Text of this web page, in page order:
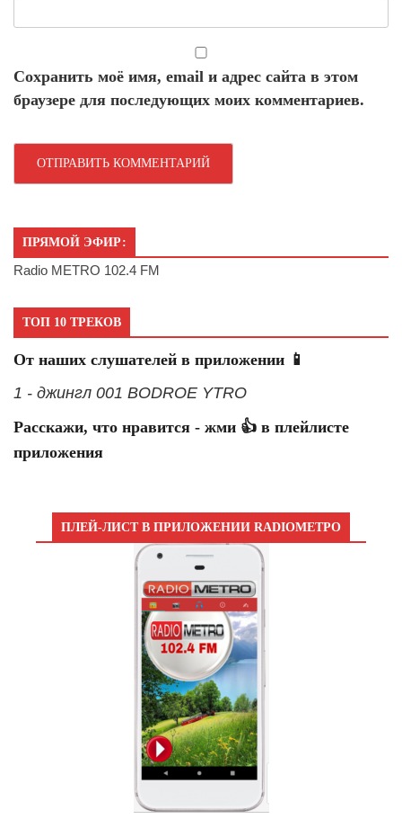
Сохранить моё имя, email и адрес сайта в этом
браузере для последующих моих комментариев.
ПРЯМОЙ ЭФИР:
Radio METRO 102.4 FM
ТОП 10 ТРЕКОВ
От наших слушателей в приложении 📱
1 - джингл 001 BODROE YTRO
Расскажи, что нравится - жми 👍 в плейлисте
приложения
ПЛЕЙ-ЛИСТ В ПРИЛОЖЕНИИ RADIOМЕТРО